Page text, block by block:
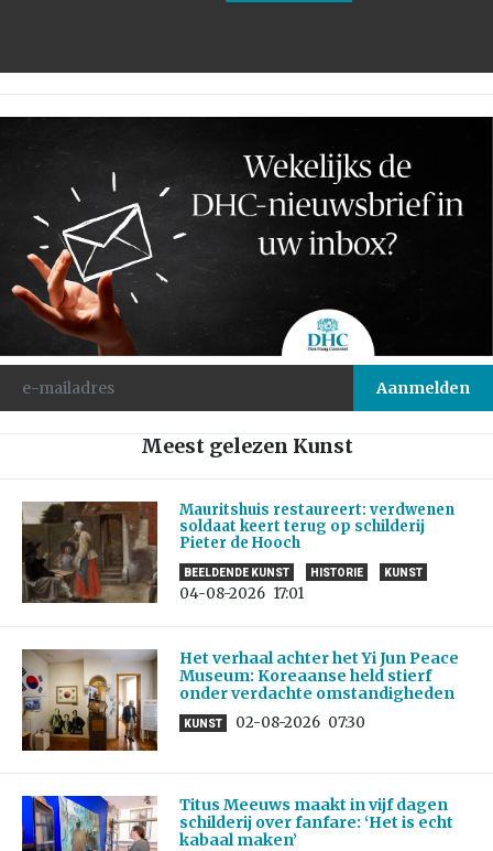
Meest gelezen Kunst
Mauritshuis restaureert: verdwenen
soldaat keert terug op schilderij
Pieter de Hooch
BEELDENDE KUNST HISTORIE KUNST
04-08-2026 17:01
Het verhaal achter het Yi Jun Peace
Museum: Koreaanse held stierf
onder verdachte omstandigheden
KUNST 02-08-2026 07:30
Titus Meeuws maakt in vijf dagen
schilderij over fanfare: ‘Het is echt
kabaal maken’